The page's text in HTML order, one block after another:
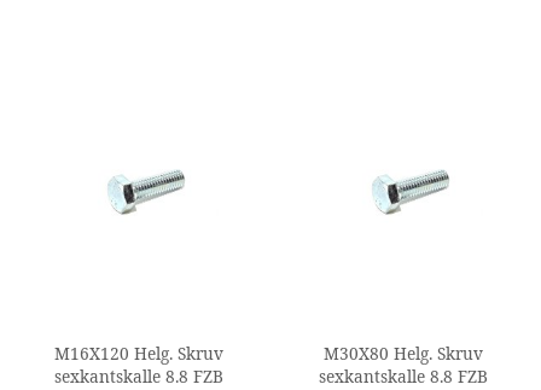
M16X120 Helg. Skruv
sexkantskalle 8.8 FZB
M30X80 Helg. Skruv
sexkantskalle 8.8 FZB